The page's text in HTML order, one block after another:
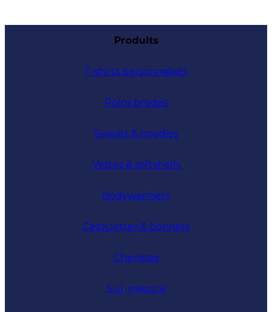
Produits
T-shirts personnalisés
Polos brodés
Sweats & hoodies
Vestes & softshells
Bodywarmers
Casquettes & bonnets
Chemises
Sur-mesure